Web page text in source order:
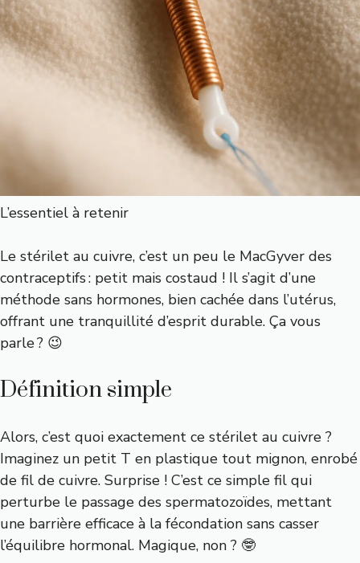
L’essentiel à retenir
Le stérilet au cuivre, c’est un peu le MacGyver des
contraceptifs : petit mais costaud ! Il s’agit d’une
méthode sans hormones, bien cachée dans l’utérus,
offrant une tranquillité d’esprit durable. Ça vous
parle ? 😉
Définition simple
Alors, c’est quoi exactement ce stérilet au cuivre ?
Imaginez un petit T en plastique tout mignon, enrobé
de fil de cuivre. Surprise ! C’est ce simple fil qui
perturbe le passage des spermatozoïdes, mettant
une barrière efficace à la fécondation sans casser
l’équilibre hormonal. Magique, non ? 🤓